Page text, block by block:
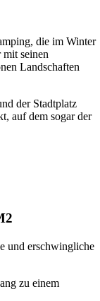
die im Winter
seinen
Landschaften
der Stadtplatz
auf dem sogar der
und erschwingliche
zu einem